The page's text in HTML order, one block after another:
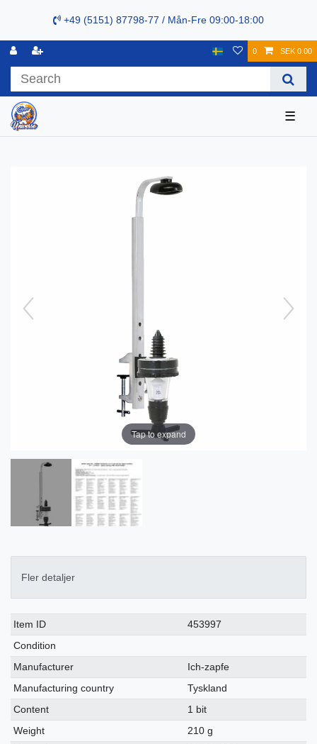
+49 (5151) 87798-77 / Mån-Fre 09:00-18:00
0 SEK 0.00
☰
Tap to expand
Fler detaljer
Ceres::Template.singleItemTechnicalDataAttribute
Ceres::Template.singleItemTechnicalDataValue
Item ID
453997
Condition
Manufacturer
Ich-zapfe
Manufacturing country
Tyskland
Content
1 bit
Weight
210 g